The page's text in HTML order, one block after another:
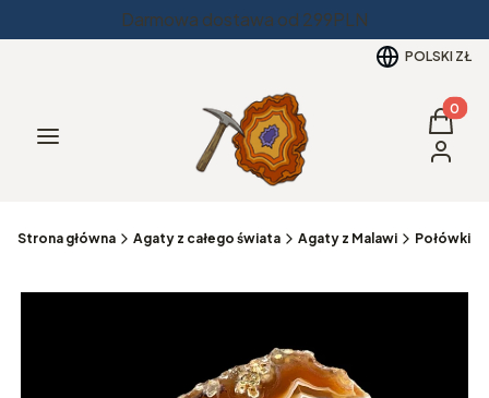
Darmowa dostawa od 299PLN
POLSKI ZŁ
Menu
Koszyk
Strona główna Agaty z całego świata Agaty z Malawi Połówki